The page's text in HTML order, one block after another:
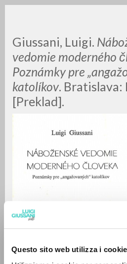
Questo sito web utilizza i cookie
Giussani, Luigi.
vedomie moderného
Poznámky pre
katolíkov. Bratislava:
[Preklad].